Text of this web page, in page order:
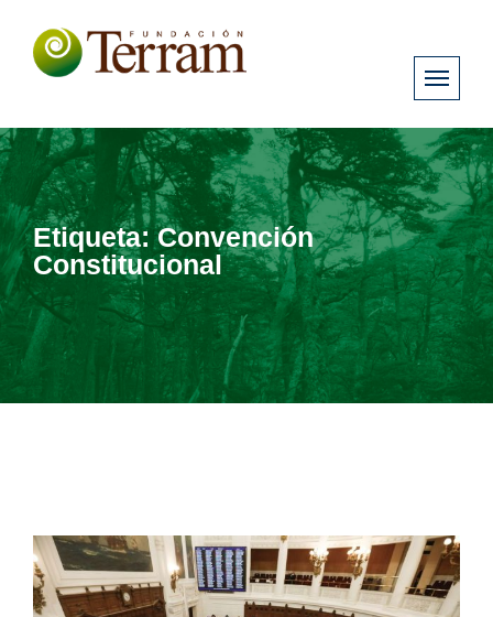
Etiqueta:Convención
Constitucional